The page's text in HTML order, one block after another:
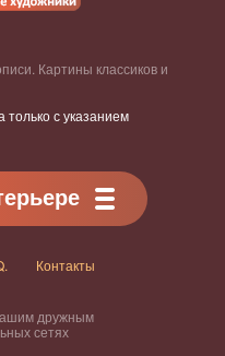
Картины классиков и
с указанием
Контакты
дружным
сетях